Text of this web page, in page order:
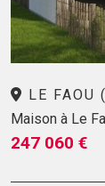
LE FAOU
Maison à Le
247 060 €